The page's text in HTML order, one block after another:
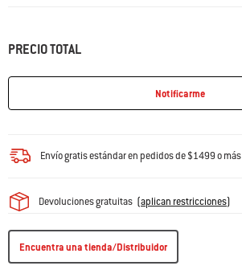
PRECIO TOTAL
Notificarme
Envío gratis estándar en pedidos de $1499 o más
Devoluciones gratuitas (aplican restricciones)
Encuentra una tienda/Distribuidor